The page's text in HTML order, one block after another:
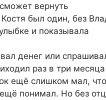
вернуть
был один, без
и показывала
денег или
раз в три
ещё слишком мал,
понимал. Но без